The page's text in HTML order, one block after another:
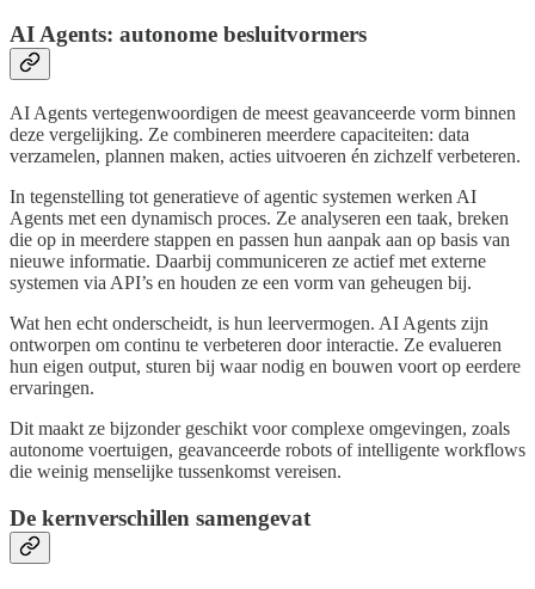
AI Agents: autonome besluitvormers
AI Agents vertegenwoordigen de meest geavanceerde vorm binnen
deze vergelijking. Ze combineren meerdere capaciteiten: data
verzamelen, plannen maken, acties uitvoeren én zichzelf verbeteren.
In tegenstelling tot generatieve of agentic systemen werken AI
Agents met een dynamisch proces. Ze analyseren een taak, breken
die op in meerdere stappen en passen hun aanpak aan op basis van
nieuwe informatie. Daarbij communiceren ze actief met externe
systemen via API’s en houden ze een vorm van geheugen bij.
Wat hen echt onderscheidt, is hun leervermogen. AI Agents zijn
ontworpen om continu te verbeteren door interactie. Ze evalueren
hun eigen output, sturen bij waar nodig en bouwen voort op eerdere
ervaringen.
Dit maakt ze bijzonder geschikt voor complexe omgevingen, zoals
autonome voertuigen, geavanceerde robots of intelligente workflows
die weinig menselijke tussenkomst vereisen.
De kernverschillen samengevat